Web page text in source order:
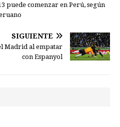
puede comenzar en Perú, según
SIGUIENTE
Madrid al empatar
con Espanyol